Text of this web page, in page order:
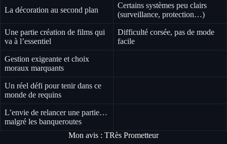
La décoration au second plan
Certains systèmes peu clairs
(surveillance, protection…)
Une partie création de films qui
va à l’essentiel
Difficulté corsée, pas de mode
facile
Gestion exigeante et choix
moraux marquants
Un réel défi pour tenir dans ce
monde de requins
L’envie de relancer une partie…
malgré les banqueroutes
Mon avis : TRès Prometteur